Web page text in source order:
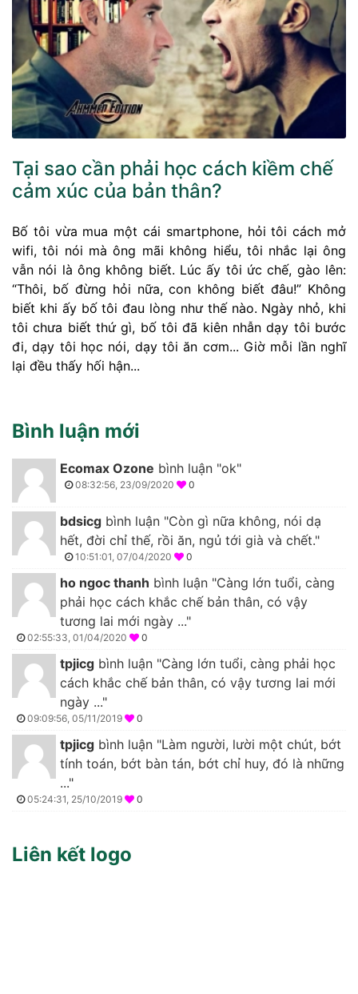
Tại sao cần phải học cách kiềm chế
cảm xúc của bản thân?
Bố tôi vừa mua một cái smartphone, hỏi tôi cách mở
wifi, tôi nói mà ông mãi không hiểu, tôi nhắc lại ông
vẫn nói là ông không biết. Lúc ấy tôi ức chế, gào lên:
“Thôi, bố đừng hỏi nữa, con không biết đâu!” Không
biết khi ấy bố tôi đau lòng như thế nào. Ngày nhỏ, khi
tôi chưa biết thứ gì, bố tôi đã kiên nhẫn dạy tôi bước
đi, dạy tôi học nói, dạy tôi ăn cơm... Giờ mỗi lần nghĩ
lại đều thấy hối hận...
Bình luận mới
Ecomax Ozone bình luận "ok"
08:32:56, 23/09/2020 0
bdsicg bình luận "Còn gì nữa không, nói dạ
hết, đời chỉ thế, rồi ăn, ngủ tới già và chết."
10:51:01, 07/04/2020 0
ho ngoc thanh bình luận "Càng lớn tuổi, càng
phải học cách khắc chế bản thân, có vậy
tương lai mới ngày ..."
02:55:33, 01/04/2020 0
tpjicg bình luận "Càng lớn tuổi, càng phải học
cách khắc chế bản thân, có vậy tương lai mới
ngày ..."
09:09:56, 05/11/2019 0
tpjicg bình luận "Làm người, lười một chút, bớt
tính toán, bớt bàn tán, bớt chỉ huy, đó là những
..."
05:24:31, 25/10/2019 0
Liên kết logo